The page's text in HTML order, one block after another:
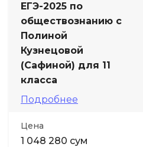
ЕГЭ-2025 по
обществознанию с
Полиной
Кузнецовой
(Сафиной) для 11
класса
Подробнее
Цена
1 048 280 сум